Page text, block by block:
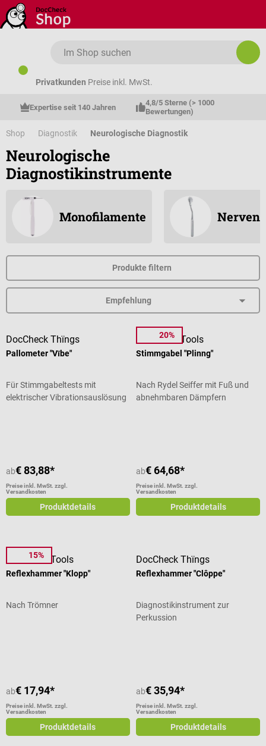
Zum Hauptinhalt springen
Privatkunden Preise inkl. MwSt.
Expertise seit 140 Jahren
4,8/5 Sterne (> 1000
Bewertungen)
Shop Diagnostik Neurologische Diagnostik
Neurologische
Diagnostikinstrumente
Monofilamente
Produkte filtern
DocCheck Thïngs
Pallometer "Vībe"
Für Stimmgabeltests mit
elektrischer Vibrationsauslösung
ab€ 83,88*
Preise inkl. MwSt. zzgl.
Versandkosten
Produktdetails
20%
DocCheck Tools
Stimmgabel "Plinng"
Nach Rydel Seiffer mit Fuß und
abnehmbaren Dämpfern
ab€ 64,68*
Preise inkl. MwSt. zzgl.
Versandkosten
Produktdetails
15%
DocCheck Tools
Reflexhammer "Klopp"
Nach Trömner
ab€ 17,94*
Preise inkl. MwSt. zzgl.
Versandkosten
Produktdetails
DocCheck Thïngs
Reflexhammer "Clôppe"
Diagnostikinstrument zur
Perkussion
ab€ 35,94*
Preise inkl. MwSt. zzgl.
Versandkosten
Produktdetails